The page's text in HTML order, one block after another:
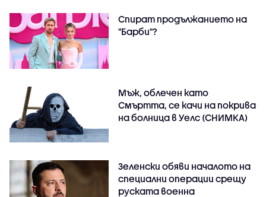
Спират продължанието на
"Барби"?
Мъж, облечен като
Смъртта, се качи на покрива
на болница в Уелс (СНИМКА)
Зеленски обяви началото на
специални операции срещу
руската военна